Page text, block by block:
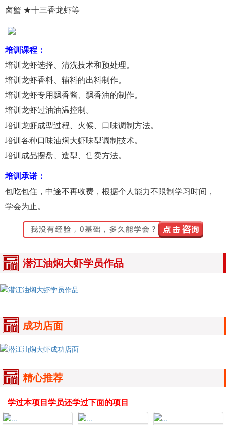
卤蟹 ★十三香龙虾等
培训课程：
培训龙虾选择、清洗技术和预处理。
培训龙虾香料、辅料的出料制作。
培训龙虾专用飘香酱、飘香油的制作。
培训龙虾过油油温控制。
培训龙虾成型过程、火候、口味调制方法。
培训各种口味油焖大虾味型调制技术。
培训成品摆盘、造型、售卖方法。
培训承诺：
包吃包住，中途不再收费，根据个人能力不限制学习时间，
学会为止。
潜江油焖大虾学员作品
成功店面
精心推荐
学过本项目学员还学过下面的项目